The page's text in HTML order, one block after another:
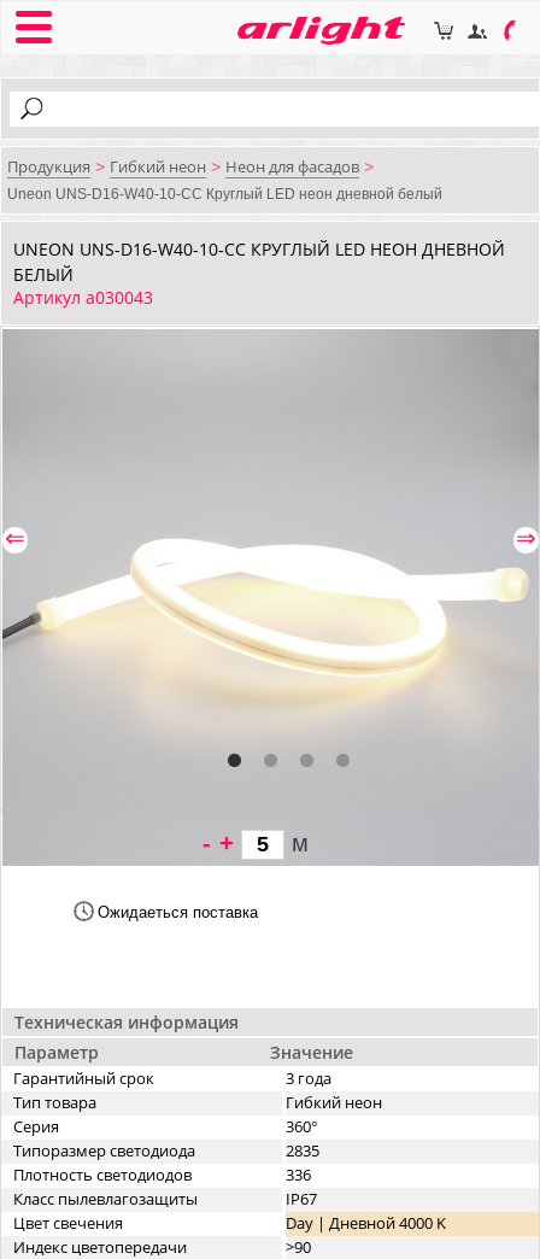
Продукция > Гибкий неон > Неон для фасадов >
Uneon UNS-D16-W40-10-CC Круглый LED неон дневной белый
UNEON UNS-D16-W40-10-CC КРУГЛЫЙ LED НЕОН ДНЕВНОЙ
БЕЛЫЙ
Артикул a030043
⇐ ⇒
Техническая информация
Параметр
Значение
Гарантийный срок
3 года
Тип товара
Гибкий неон
Серия
360°
Типоразмер светодиода
2835
Плотность светодиодов
336
Класс пылевлагозащиты
IP67
Цвет свечения
Day | Дневной 4000 K
Индекс цветопередачи
>90
- + м
Ожидаеться поставка